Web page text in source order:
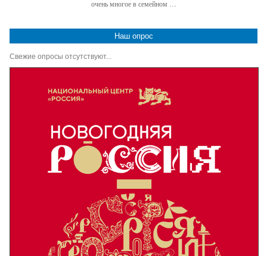
очень многое в семейном …
Наш опрос
Свежие опросы отсутствуют...